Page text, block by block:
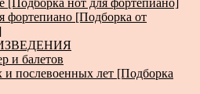
[Подборка нот для фортепиано]
фортепиано [Подборка от
балетов
послевоенных лет [Подборка